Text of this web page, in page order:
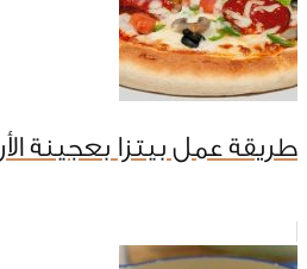
طريقة عمل بيتزا بعجينة